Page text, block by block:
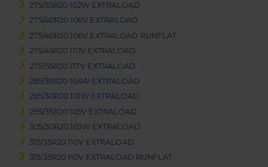
275/35R20 102W EXTRALOAD
275/40R20 106V EXTRALOAD
275/40R20 106V EXTRALOAD RUNFLAT
275/45R20 110V EXTRALOAD
275/55R20 117V EXTRALOAD
285/35R20 104W EXTRALOAD
295/30R20 101W EXTRALOAD
295/35R20 105V EXTRALOAD
305/30R20 103W EXTRALOAD
315/35R20 110V EXTRALOAD
315/35R20 110V EXTRALOAD RUNFLAT